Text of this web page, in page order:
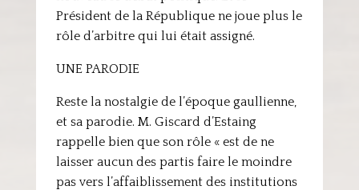
Président de la République ne joue plus le
rôle d’arbitre qui lui était assigné.
UNE PARODIE
Reste la nostalgie de l’époque gaullienne,
et sa parodie. M. Giscard d’Estaing
rappelle bien que son rôle « est de ne
laisser aucun des partis faire le moindre
pas vers l’affaiblissement des institutions